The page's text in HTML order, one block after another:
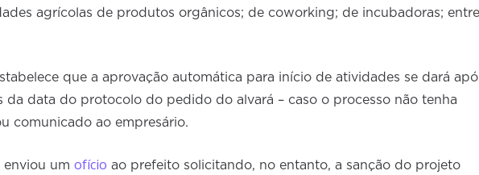
agrícolas de produtos orgânicos; de coworking; de incubadoras; entre
que a aprovação automática para início de atividades se dará
da data do protocolo do pedido do alvará – caso o processo não tenha
comunicado ao empresário.
enviou um ofício ao prefeito solicitando, no entanto, a sanção do projeto